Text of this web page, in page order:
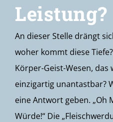
Leistung?
An dieser Stelle drängt
woher kommt diese
Körper-Geist-Wesen, das
einzigartig unantastbar?
eine Antwort geben. „Oh
Würde!“ Die